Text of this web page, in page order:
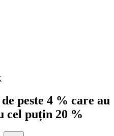
peste 4 % care au
cel puțin 20 %